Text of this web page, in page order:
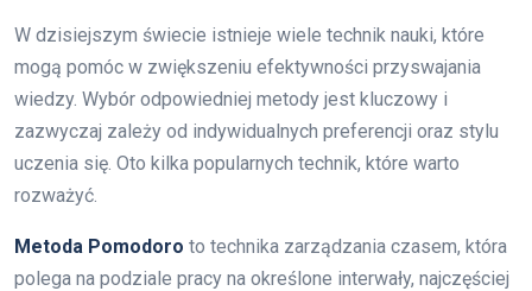
W dzisiejszym świecie istnieje wiele technik nauki, które
mogą pomóc w zwiększeniu efektywności przyswajania
wiedzy. Wybór odpowiedniej metody jest kluczowy i
zazwyczaj zależy od indywidualnych preferencji oraz stylu
uczenia się. Oto kilka popularnych technik, które warto
rozważyć.
Metoda Pomodoro to technika zarządzania czasem, która
polega na podziale pracy na określone interwały, najczęściej